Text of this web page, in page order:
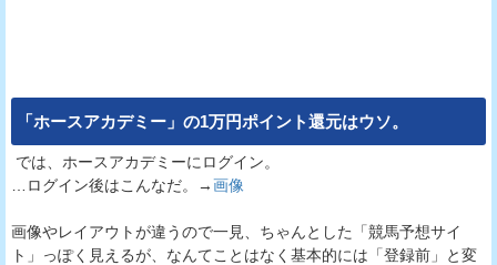
「ホースアカデミー 」の1万円ポイント還元はウソ。
では、ホースアカデミーにログイン。
…ログイン後はこんなだ。→画像
画像やレイアウトが違うので一見、ちゃんとした「競馬予想サイ
ト」っぽく見えるが、なんてことはなく基本的には「登録前」と変